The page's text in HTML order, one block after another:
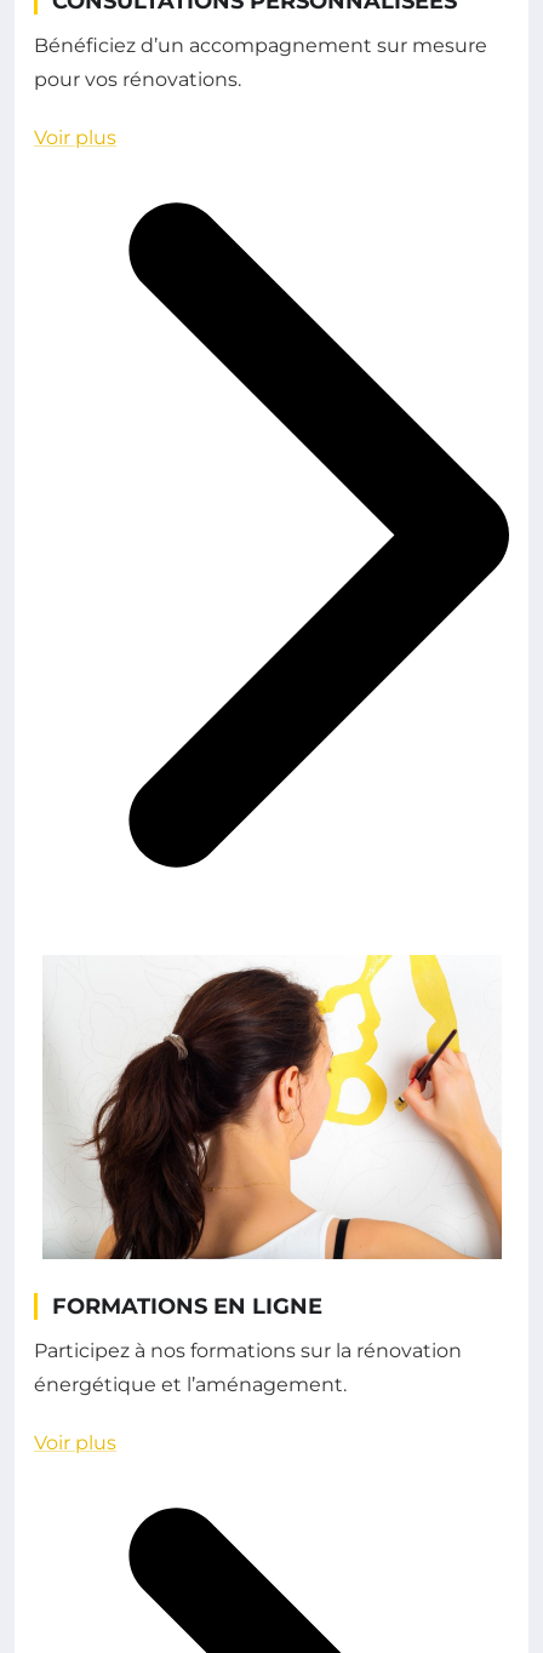
Bénéficiez d’un accompagnement sur mesure
pour vos rénovations.
Voir plus
FORMATIONS EN LIGNE
Participez à nos formations sur la rénovation
énergétique et l’aménagement.
Voir plus